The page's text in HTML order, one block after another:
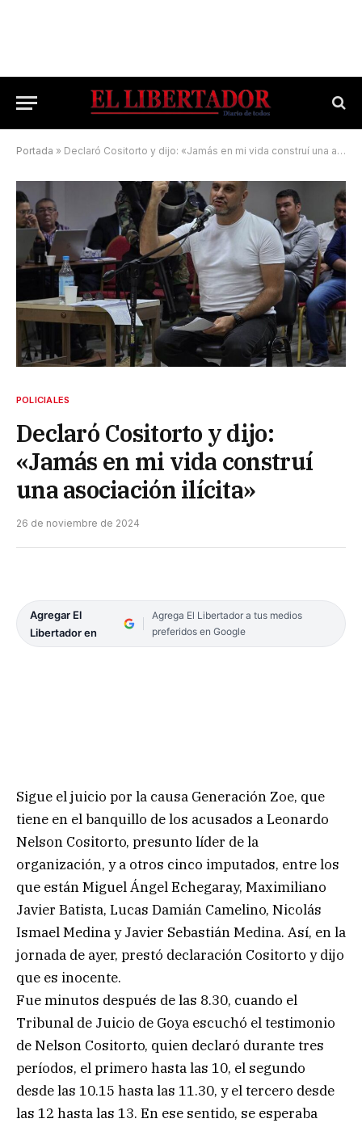
Portada » Declaró Cositorto y dijo: «Jamás en mi vida construí una asociación ilícita»
POLICIALES
Declaró Cositorto y dijo:
«Jamás en mi vida construí
una asociación ilícita»
26 de noviembre de 2024
Agregar El
Libertador en
Agrega El Libertador a tus medios
preferidos en Google
Sigue el juicio por la causa Generación Zoe, que
tiene en el banquillo de los acusados a Leonardo
Nelson Cositorto, presunto líder de la
organización, y a otros cinco imputados, entre los
que están Miguel Ángel Echegaray, Maximiliano
Javier Batista, Lucas Damián Camelino, Nicolás
Ismael Medina y Javier Sebastián Medina. Así, en la
jornada de ayer, prestó declaración Cositorto y dijo
que es inocente.
Fue minutos después de las 8.30, cuando el
Tribunal de Juicio de Goya escuchó el testimonio
de Nelson Cositorto, quien declaró durante tres
períodos, el primero hasta las 10, el segundo
desde las 10.15 hasta las 11.30, y el tercero desde
las 12 hasta las 13. En ese sentido, se esperaba